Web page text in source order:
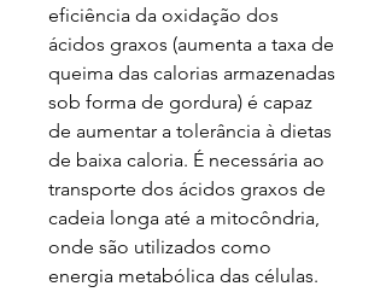
eficiência da oxidação dos
ácidos graxos (aumenta a taxa de
queima das calorias armazenadas
sob forma de gordura) é capaz
de aumentar a tolerância à dietas
de baixa caloria. É necessária ao
transporte dos ácidos graxos de
cadeia longa até a mitocôndria,
onde são utilizados como
energia metabólica das células.